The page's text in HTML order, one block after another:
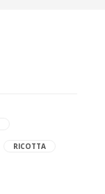
RICOTTA